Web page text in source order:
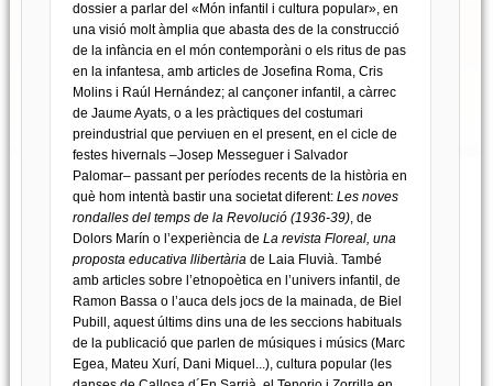
dossier a parlar del «Món infantil i cultura popular», en
una visió molt àmplia que abasta des de la construcció
de la infància en el món contemporàni o els ritus de pas
en la infantesa, amb articles de Josefina Roma, Cris
Molins i Raúl Hernández; al cançoner infantil, a càrrec
de Jaume Ayats, o a les pràctiques del costumari
preindustrial que perviuen en el present, en el cicle de
festes hivernals –Josep Messeguer i Salvador
Palomar– passant per períodes recents de la història en
què hom intentà bastir una societat diferent: Les noves
rondalles del temps de la Revolució (1936-39), de
Dolors Marín o l’experiència de La revista Floreal, una
proposta educativa llibertàriade Laia Fluvià. També
amb articles sobre l’etnopoètica en l’univers infantil, de
Ramon Bassa o l’auca dels jocs de la mainada, de Biel
Pubill, aquest últims dins una de les seccions habituals
de la publicació que parlen de músiques i músics (Marc
Egea, Mateu Xurí, Dani Miquel...), cultura popular (les